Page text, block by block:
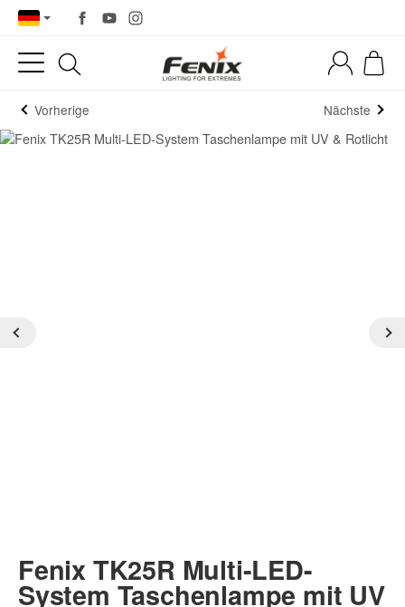
Vorherige Nächste
Fenix TK25R Multi-LED-
System Taschenlampe mit UV